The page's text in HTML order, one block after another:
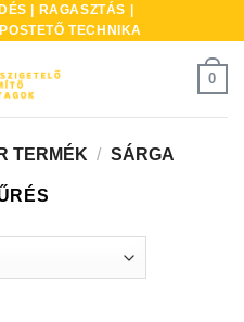
| RAGASZTÁS |
TECHNIKA
0
TERMÉK / SÁRGA